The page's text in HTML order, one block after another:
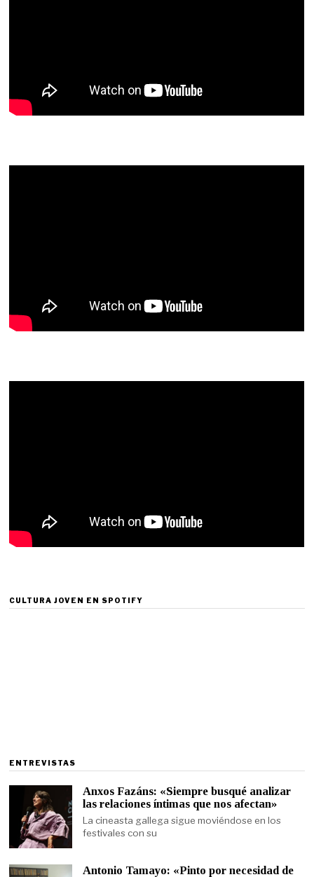
CULTURA JOVEN EN SPOTIFY
ENTREVISTAS
Anxos Fazáns: «Siempre busqué analizar
las relaciones íntimas que nos afectan»
La cineasta gallega sigue moviéndose en los
festivales con su
Antonio Tamayo: «Pinto por necesidad de